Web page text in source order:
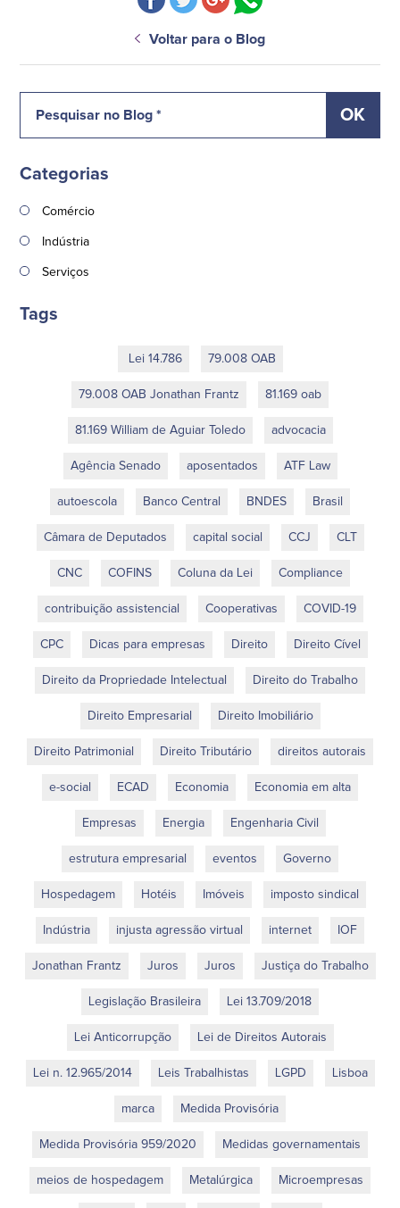
Voltar para o Blog
Categorias
Comércio
Indústria
Serviços
Tags
Lei 14.786 79.008 OAB
79.008 OAB Jonathan Frantz 81.169 oab
81.169 William de Aguiar Toledo advocacia
Agência Senado aposentados ATF Law
autoescola Banco Central BNDES Brasil
Câmara de Deputados capital social CCJ CLT
CNC COFINS Coluna da Lei Compliance
contribuição assistencial Cooperativas COVID-19
CPC Dicas para empresas Direito Direito Cível
Direito da Propriedade Intelectual Direito do Trabalho
Direito Empresarial Direito Imobiliário
Direito Patrimonial Direito Tributário direitos autorais
e-social ECAD Economia Economia em alta
Empresas Energia Engenharia Civil
estrutura empresarial eventos Governo
Hospedagem Hotéis Imóveis imposto sindical
Indústria injusta agressão virtual internet IOF
Jonathan Frantz Juros Juros Justiça do Trabalho
Legislação Brasileira Lei 13.709/2018
Lei Anticorrupção Lei de Direitos Autorais
Lei n. 12.965/2014 Leis Trabalhistas LGPD Lisboa
marca Medida Provisória
Medida Provisória 959/2020 Medidas governamentais
meios de hospedagem Metalúrgica Microempresas